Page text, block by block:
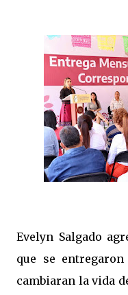
Evelyn Salgado
que se
cambiaran la vida